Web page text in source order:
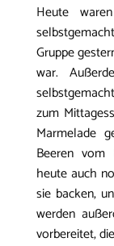
Heute
Gruppe
war.
zum
Marmelade
Beeren
heute auch
sie backen,
werden
vorbereitet,